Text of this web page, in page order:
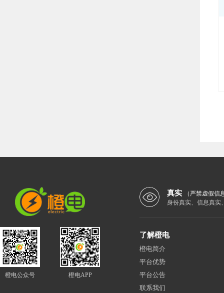
橙电公众号 橙电APP
真实
（严禁虚假信
身份真实、信息真实
了解橙电
橙电简介
平台优势
平台公告
联系我们